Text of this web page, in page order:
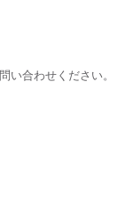
い合わせください。